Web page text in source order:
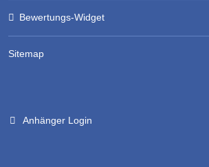
Bewertungs-Widget
Sitemap
Anhänger Login